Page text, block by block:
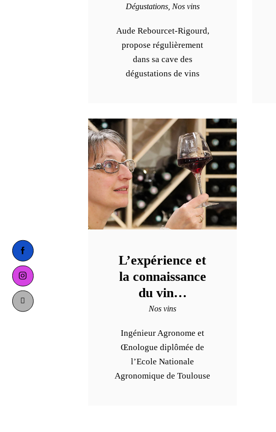
Dégustations, Nos vins
Aude Rebourcet-Rigourd,
propose régulièrement
dans sa cave des
dégustations de vins
L’expérience et
la connaissance
du vin…
Nos vins
Ingénieur Agronome et
Œnologue diplômée de
l’Ecole Nationale
Agronomique de Toulouse
facebook-
1
instagram
tik-